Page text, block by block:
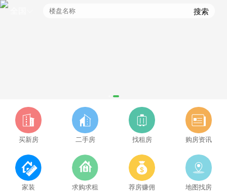
搜索
买新房 二手房 找租房 购房资讯
家装 求购求租 荐房赚佣 地图找房